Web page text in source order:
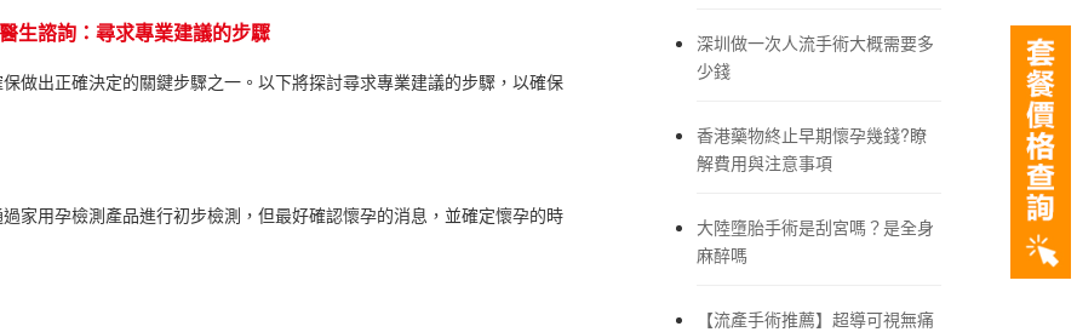
生諮詢：尋求專業建議的步驟
做出正確決定的關鍵步驟之一。以下將探討尋求專業建議的步驟，以確保
家用孕檢測產品進行初步檢測，但最好確認懷孕的消息，並確定懷孕的時
深圳做一次人流手術大概需要多
少錢
香港藥物終止早期懷孕幾錢?瞭
解費用與注意事項
大陸墮胎手術是刮宮嗎？是全身
麻醉嗎
【流產手術推薦】超導可視無痛